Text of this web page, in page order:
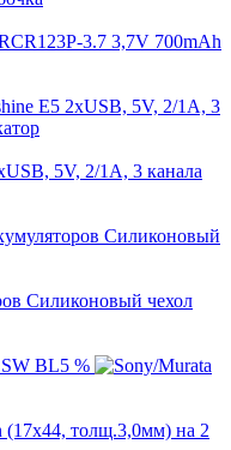
3.7 3,7V 700mAh
5V, 2/1A, 3 канала
Силиконовый чехол
%